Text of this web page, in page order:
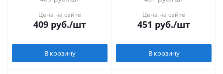
Цена на сайте
409 руб./шт
В корзину
Цена на сайте
451 руб./шт
В корзину